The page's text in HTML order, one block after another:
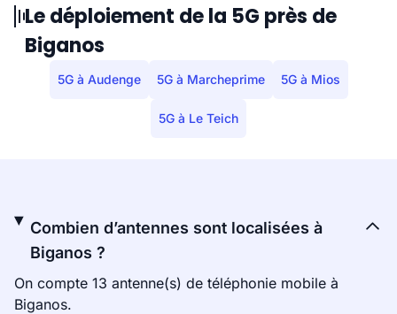
Le déploiement de la 5G près de
Biganos
5G à Audenge 5G à Marcheprime 5G à Mios
5G à Le Teich
Combien d’antennes sont localisées à
Biganos ?
On compte 13 antenne(s) de téléphonie mobile à
Biganos.